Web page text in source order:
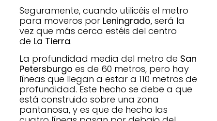
Seguramente, cuando utilicéis el metro
para moveros por Leningrado, será la
vez que más cerca estéis del centro
de La Tierra.
La profundidad media del metro de San
Petersburgo es de 60 metros, pero hay
líneas que llegan a estar a 110 metros de
profundidad. Este hecho se debe a que
está construido sobre una zona
pantanosa, y es que de hecho las